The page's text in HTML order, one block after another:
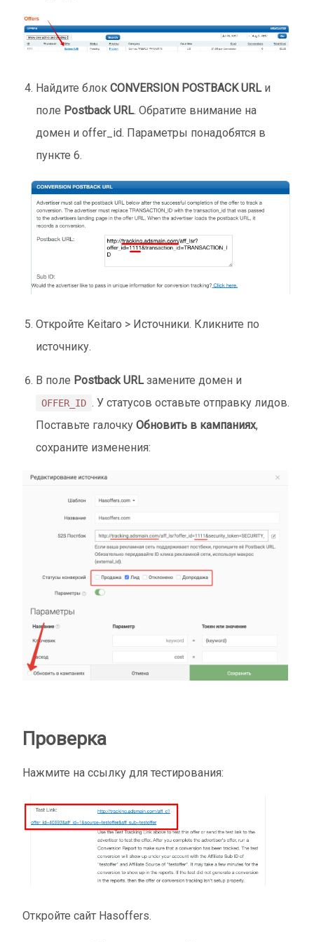
Найдите блокCONVERSION POSTBACK URLи
поле Postback URL. Обратите внимание на
домен и offer_id. Параметры понадобятся в
пункте 6.
Откройте Keitaro > Источники. Кликните по
источнику.
В поле Postback URLзамените домен и
OFFER_ID . У статусов оставьте отправку лидов.
Поставьте галочкуОбновить в кампаниях,
сохраните изменения:
Проверка
Нажмите на ссылку для тестирования:
Откройте сайт Hasoffers.